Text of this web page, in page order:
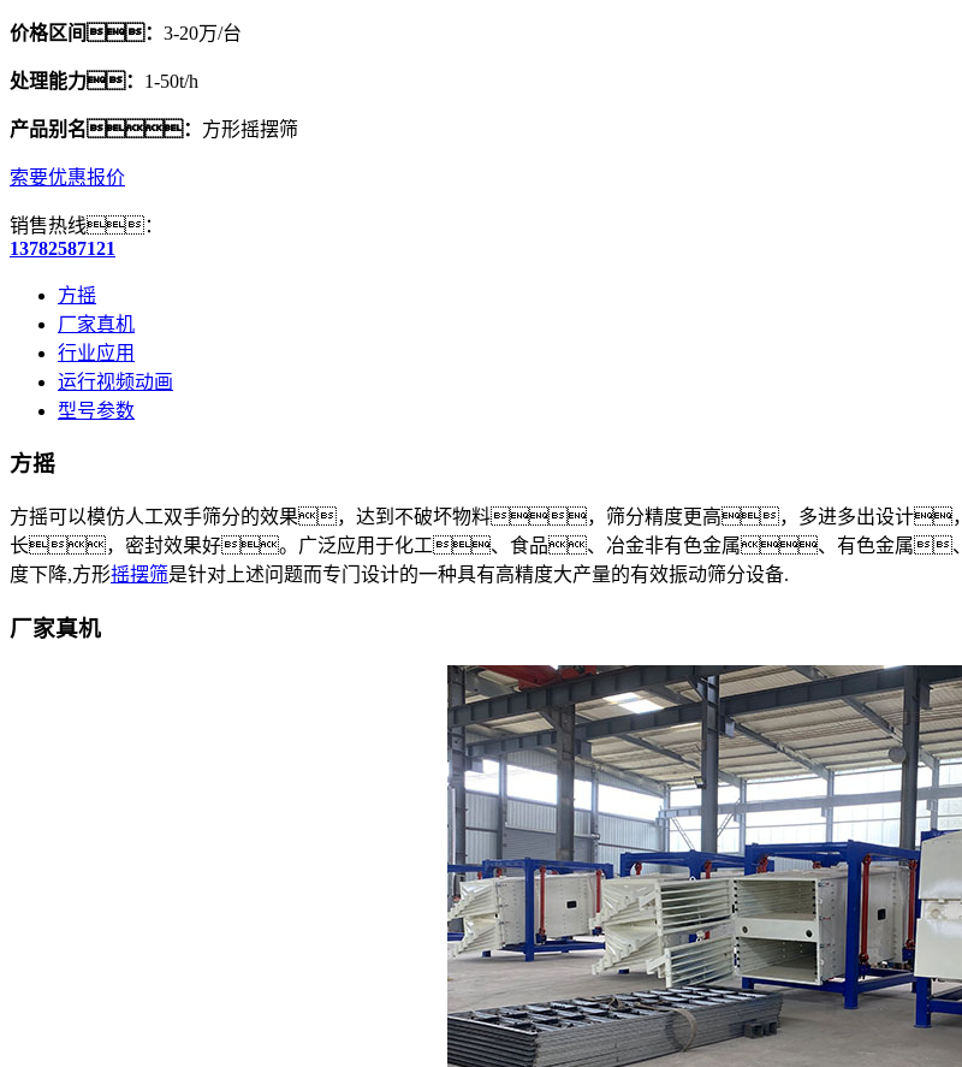
价格区间： 3-20万/台
处理能力： 1-50t/h
产品别名： 方形摇摆筛
索要优惠报价
销售热线：
13782587121
方摇
厂家真机
行业应用
运行视频动画
型号参数
方摇
方摇可以模仿人工双手筛分的效果，达到不破坏物料，筛分精度更高，多进多出设计
长，密封效果好。广泛应用于化工、食品、冶金非有色金属、有色金属、磁
度下降,方形摇摆筛是针对上述问题而专门设计的一种具有高精度大产量的有效振动筛分设备.
厂家真机